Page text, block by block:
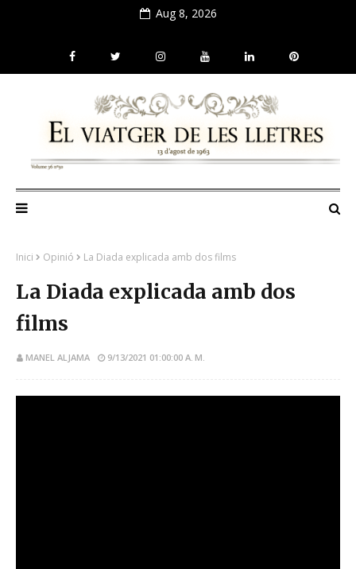
Aug 8, 2026
Inici Opinió La Diada explicada amb dos films
La Diada explicada amb dos
films
MANEL ALJAMA 9/13/2021 01:00:00 A. M.